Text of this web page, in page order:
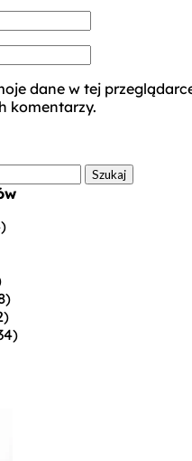
dane w tej
komentarzy.